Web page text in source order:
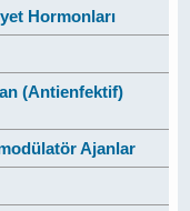
Hormonları
(Antienfektif)
Ajanlar